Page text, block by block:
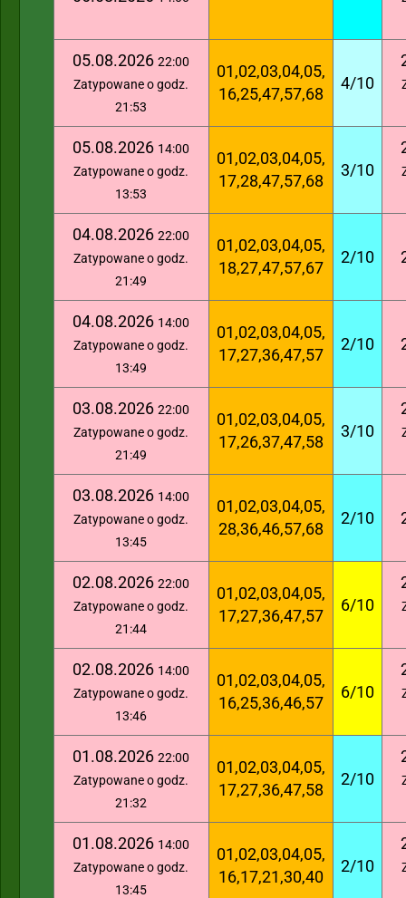
05.08.2026 22:00
Zatypowane o godz.
21:53
01,02,03,04,05,
16,25,47,57,68
4/10
05.08.2026 14:00
Zatypowane o godz.
13:53
01,02,03,04,05,
17,28,47,57,68
3/10
04.08.2026 22:00
Zatypowane o godz.
21:49
01,02,03,04,05,
18,27,47,57,67
2/10
04.08.2026 14:00
Zatypowane o godz.
13:49
01,02,03,04,05,
17,27,36,47,57
2/10
03.08.2026 22:00
Zatypowane o godz.
21:49
01,02,03,04,05,
17,26,37,47,58
3/10
03.08.2026 14:00
Zatypowane o godz.
13:45
01,02,03,04,05,
28,36,46,57,68
2/10
02.08.2026 22:00
Zatypowane o godz.
21:44
01,02,03,04,05,
17,27,36,47,57
6/10
02.08.2026 14:00
Zatypowane o godz.
13:46
01,02,03,04,05,
16,25,36,46,57
6/10
01.08.2026 22:00
Zatypowane o godz.
21:32
01,02,03,04,05,
17,27,36,47,58
2/10
01.08.2026 14:00
Zatypowane o godz.
13:45
01,02,03,04,05,
16,17,21,30,40
2/10